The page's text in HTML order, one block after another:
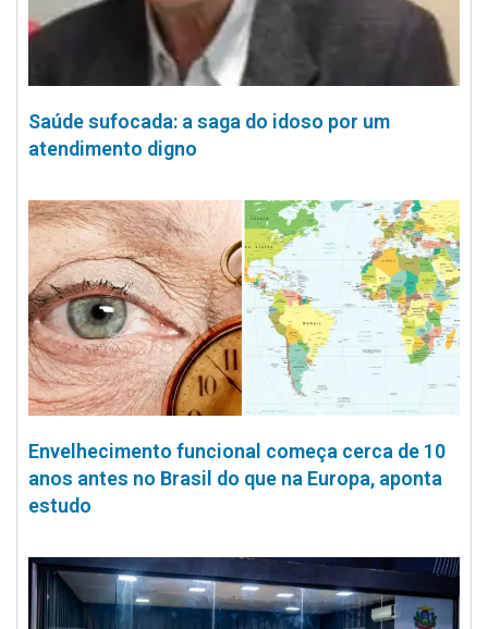
Saúde sufocada: a saga do idoso por um
atendimento digno
Envelhecimento funcional começa cerca de 10
anos antes no Brasil do que na Europa, aponta
estudo